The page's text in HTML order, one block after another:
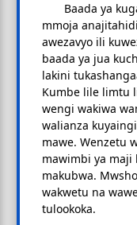
Baada ya
mmoja
awezavyo ili
baada ya jua
lakini
Kumbe lile limtu
wengi wakiwa
walianza
mawe. Wenzetu
mawimbi ya maji
makubwa.
wakwetu na
tulookoka.